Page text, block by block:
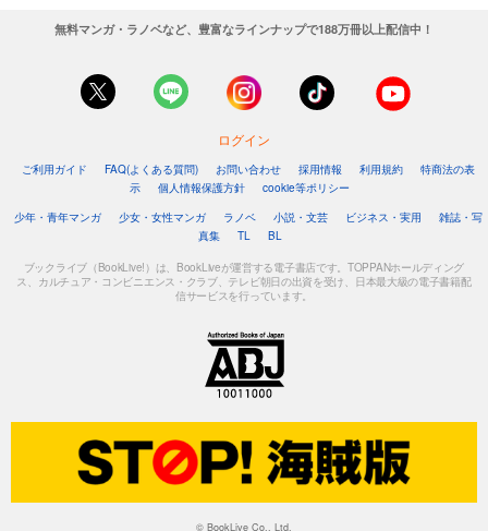
無料マンガ・ラノベなど、豊富なラインナップで188万冊以上配信中！
ログイン
ご利用ガイド FAQ(よくある質問) お問い合わせ 採用情報 利用規約
特商法の表
示
個人情報保護方針
cookie等ポリシー
少年・青年マンガ
少女・女性マンガ ラノベ 小説・文芸 ビジネス・実用
雑誌・写
真集
TL BL
ブックライブ（BookLive!）は、BookLiveが運営する電子書店です。TOPPANホールディング
ス、カルチュア・コンビニエンス・クラブ、テレビ朝日の出資を受け、日本最大級の電子書籍配
信サービスを行っています。
© BookLive Co., Ltd.